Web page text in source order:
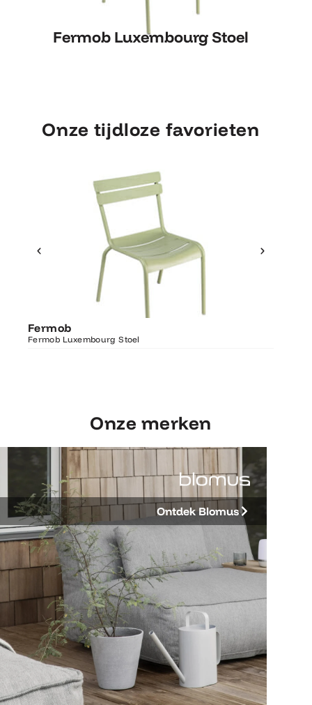
Fermob Luxembourg Stoel
Fermob Luxembourg Stoel
Onze tijdloze favorieten
Fermob
Fermob Luxembourg Stoel
Ontdek Fermob
Luxembourg Stoel
Onze merken
Ontdek Blomus